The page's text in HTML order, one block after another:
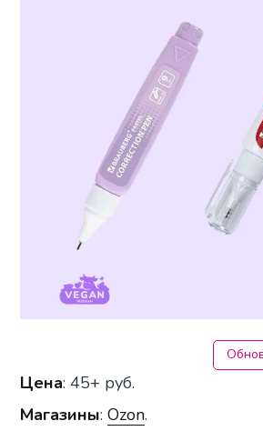
Цена: 45+ руб.
Магазины:Ozon.